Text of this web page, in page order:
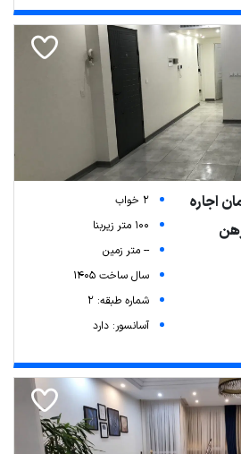
2 خواب
100 متر زیربنا
-- متر زمین
سال ساخت 1405
شماره طبقه: 2
آسانسور: دارد